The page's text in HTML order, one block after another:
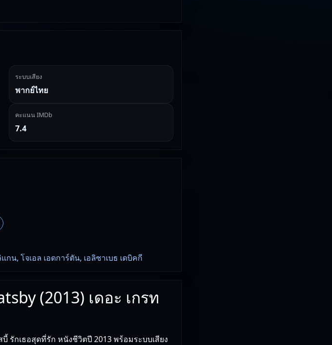
ระบบเสียง
พากย์ไทย
คะแนน IMDb
7.4
น, โจเอล เอดการ์ตัน, เอลิซาเบธ เดบิคกี
(2013) เดอะ เกรท
รักเธอสุดที่รัก หนังชีวิตปี 2013 พร้อมระบบเสียง